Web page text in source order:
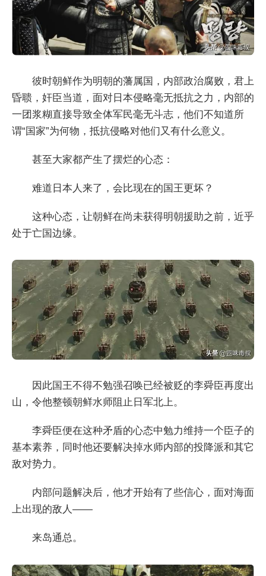
彼时朝鲜作为明朝的藩属国，内部政治腐败，君上
昏聩，奸臣当道，面对日本侵略毫无抵抗之力，内部的
一团浆糊直接导致全体军民毫无斗志，他们不知道所
谓“国家”为何物，抵抗侵略对他们又有什么意义。
甚至大家都产生了摆烂的心态：
难道日本人来了，会比现在的国王更坏？
这种心态，让朝鲜在尚未获得明朝援助之前，近乎
处于亡国边缘。
因此国王不得不勉强召唤已经被贬的李舜臣再度出
山，令他整顿朝鲜水师阻止日军北上。
李舜臣便在这种矛盾的心态中勉力维持一个臣子的
基本素养，同时他还要解决掉水师内部的投降派和其它
敌对势力。
内部问题解决后，他才开始有了些信心，面对海面
上出现的敌人——
来岛通总。